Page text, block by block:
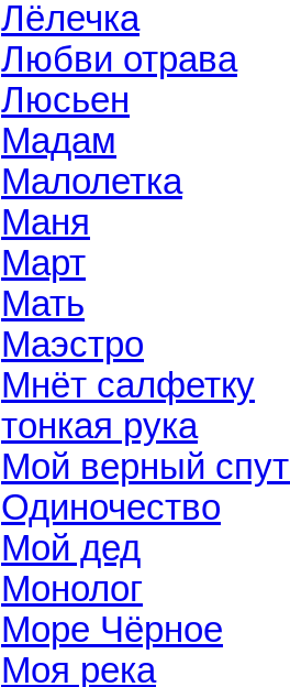
Лёлечка
Любви отрава
Люсьен
Мадам
Малолетка
Маня
Март
Мать
Маэстро
Мнёт салфетку
тонкая рука
Мой верный
Одиночество
Мой дед
Монолог
Море Чёрное
Моя река